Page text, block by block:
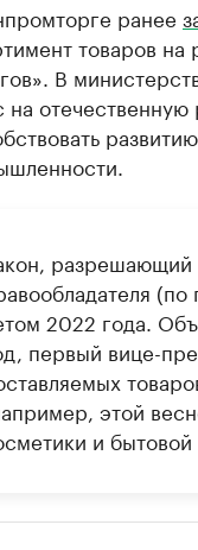
ранее
товаров на
В
на
разрешающий
(по
2022 года.
первый вице-
этой
и бытовой